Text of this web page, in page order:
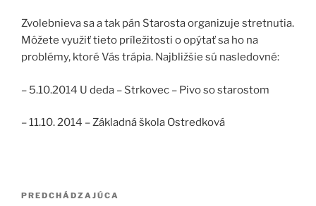
Zvolebnieva sa a tak pán Starosta organizuje stretnutia.
Môžete využiť tieto príležitosti o opýtať sa ho na
problémy, ktoré Vás trápia. Najbližšie sú nasledovné:
– 5.10.2014 U deda – Strkovec – Pivo so starostom
– 11.10. 2014 – Základná škola Ostredková
Navigácia
Predchádzajúci
PREDCHÁDZAJÚCA